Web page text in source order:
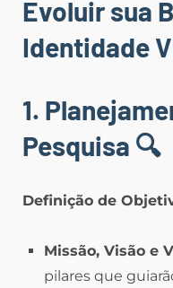
Evoluir sua
Identidade
1.
Pesquisa 🔍
Definição de
Missão, Visão e
pilares que